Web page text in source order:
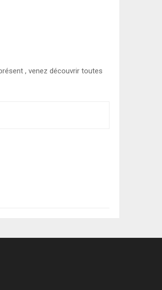
, venez découvrir toutes